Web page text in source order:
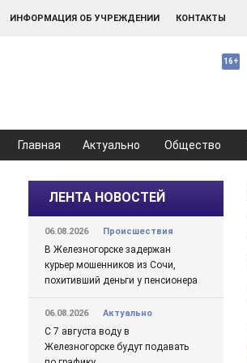
ИНФОРМАЦИЯ ОБ УЧРЕЖДЕНИИ КОНТАКТЫ
Главная Актуально Общество
ЛЕНТА НОВОСТЕЙ
06.08.2026 Происшествия
В Железногорске задержан
курьер мошенников из Сочи,
похитивший деньги у пенсионера
06.08.2026 Актуально
С 7 августа воду в
Железногорске будут подавать